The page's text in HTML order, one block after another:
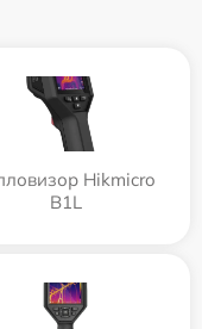
Hikmicro
B1L